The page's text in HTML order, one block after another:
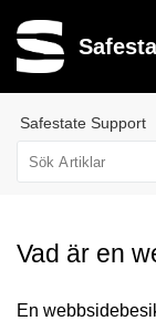
Safestate Support
Vad är en
En